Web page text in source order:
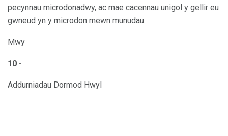
pecynnau microdonadwy, ac mae cacennau unigol y gellir eu
gwneud yn y microdon mewn munudau.
Mwy
10 -
Addurniadau Dormod Hwyl